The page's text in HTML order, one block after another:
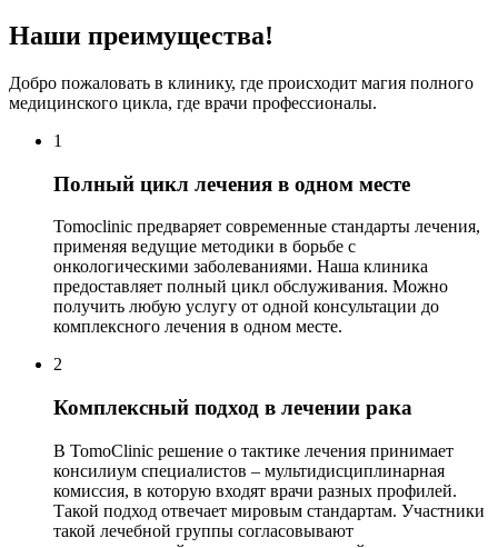
Наши преимущества!
Добро пожаловать в клинику, где происходит магия полного
медицинского цикла, где врачи профессионалы.
1
Полный цикл лечения в одном месте
Tomoclinic предваряет современные стандарты лечения,
применяя ведущие методики в борьбе с
онкологическими заболеваниями. Наша клиника
предоставляет полный цикл обслуживания. Можно
получить любую услугу от одной консультации до
комплексного лечения в одном месте.
2
Комплексный подход в лечении рака
В TomoClinic решение о тактике лечения принимает
консилиум специалистов – мультидисциплинарная
комиссия, в которую входят врачи разных профилей.
Такой подход отвечает мировым стандартам. Участники
такой лечебной группы согласовывают